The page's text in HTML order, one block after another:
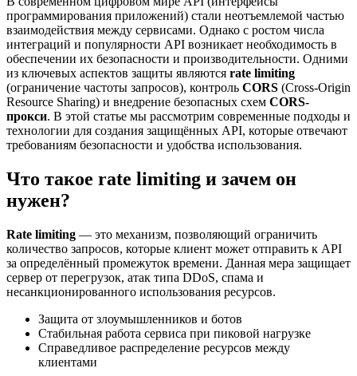
программирования приложений) стали неотъемлемой частью
взаимодействия между сервисами. Однако с ростом числа
интеграций и популярности API возникает необходимость в
обеспечении их безопасности и производительности. Одними
из ключевых аспектов защиты являются rate limiting
(ограничение частоты запросов), контроль CORS (Cross-Origin
Resource Sharing) и внедрение безопасных схем CORS-
прокси. В этой статье мы рассмотрим современные подходы и
технологии для создания защищённых API, которые отвечают
требованиям безопасности и удобства использования.
Что такое rate limiting и зачем он
нужен?
Rate limiting — это механизм, позволяющий ограничить
количество запросов, которые клиент может отправить к API
за определённый промежуток времени. Данная мера защищает
сервер от перегрузок, атак типа DDoS, спама и
несанкционированного использования ресурсов.
Защита от злоумышленников и ботов
Стабильная работа сервиса при пиковой нагрузке
Справедливое распределение ресурсов между
клиентами